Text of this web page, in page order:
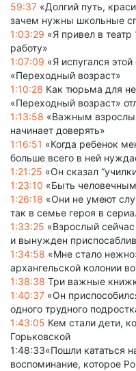
59:37 «Долгий путь,
зачем нужны школьные
1:03:29 «Я привел в
работу»
1:07:09 «Я испугался
«Переходный возраст»
1:10:28 Как тюрьма для
«Переходный возраст»
1:13:58 «Важным
начинает доверять»
1:16:51 «Когда ребенок
больше всего в ней
1:21:25 «Он сказал
1:23:10 «Быть
1:26:18 «Они не умеют
так в семье героя в
1:33:25 «Взрослый
и вынужден
1:34:58 «Мне стало
архангельской колонии
1:38:38 Три важные
1:40:37 «Он
одного трудного
1:43:05 Кем стали дети,
Горьковской
1:48:33«Пошли кататься
воспоминание, которое